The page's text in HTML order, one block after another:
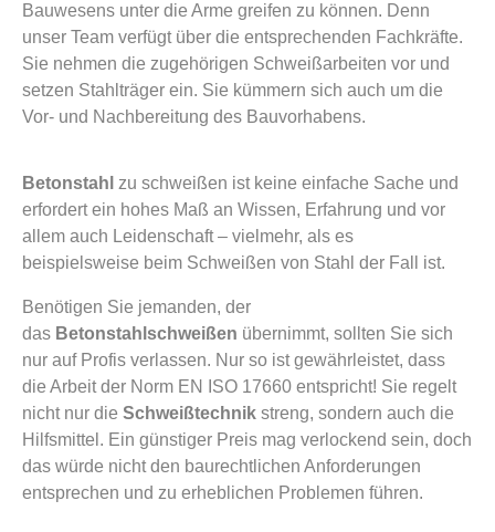
Bauwesens unter die Arme greifen zu können. Denn
unser Team verfügt über die entsprechenden Fachkräfte.
Sie nehmen die zugehörigen Schweißarbeiten vor und
setzen Stahlträger ein. Sie kümmern sich auch um die
Vor- und Nachbereitung des Bauvorhabens.
Betonstahl zu schweißen ist keine einfache Sache und
erfordert ein hohes Maß an Wissen, Erfahrung und vor
allem auch Leidenschaft – vielmehr, als es
beispielsweise beim Schweißen von Stahl der Fall ist.
Benötigen Sie jemanden, der
das Betonstahlschweißen übernimmt, sollten Sie sich
nur auf Profis verlassen. Nur so ist gewährleistet, dass
die Arbeit der Norm EN ISO 17660 entspricht! Sie regelt
nicht nur die Schweißtechnik streng, sondern auch die
Hilfsmittel. Ein günstiger Preis mag verlockend sein, doch
das würde nicht den baurechtlichen Anforderungen
entsprechen und zu erheblichen Problemen führen.